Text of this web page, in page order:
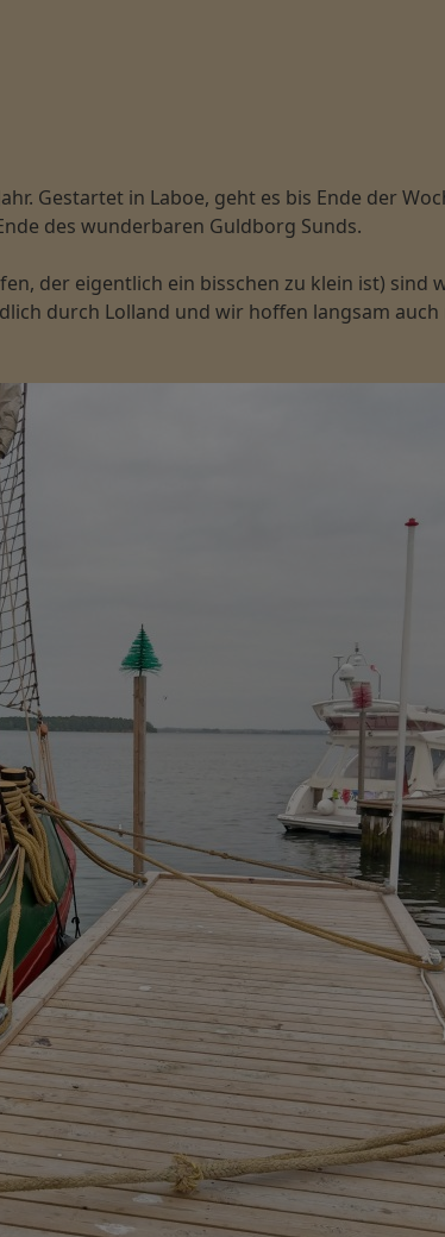
Gestartet in Laboe, geht es bis Ende der
des wunderbaren Guldborg Sunds.
der eigentlich ein bisschen zu klein ist) sind
durch Lolland und wir hoffen langsam